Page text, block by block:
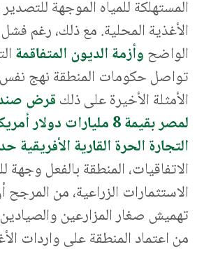
المستهلكة للمياه الموجهة
الأغذية المحلية. مع ذلك، رغم
الواضحوأزمة الديون المتفاقمة
تواصل حكومات المنطقة نهج
الأمثلة الأخيرة على ذلكقرض
لمصر بقيمة 8 مليارات دولار أمريكي
التجارة الحرة القارية الأفريقية
الاتفاقيات، المنطقة بالفعل وجهة
الاستثمارات الزراعية، من
تهميش صغار المزارعين
من اعتماد المنطقة على واردات